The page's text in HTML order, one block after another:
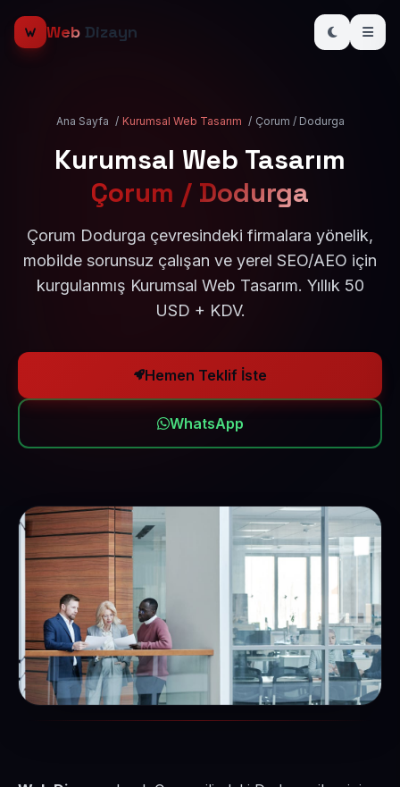
Web Dizayn
Ana Sayfa / Kurumsal Web Tasarım / Çorum / Dodurga
Kurumsal Web Tasarım
Çorum / Dodurga
Çorum Dodurga çevresindeki firmalara yönelik,
mobilde sorunsuz çalışan ve yerel SEO/AEO için
kurgulanmış Kurumsal Web Tasarım. Yıllık 50
USD + KDV.
Hemen Teklif İste
WhatsApp